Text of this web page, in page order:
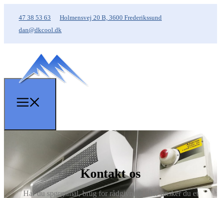
47 38 53 63
Holmensvej 20 B, 3600 Frederikssund
dan@dkcool.dk
Kontakt os
Har du spørgsmål, brug for rådgivning eller ønsker du et